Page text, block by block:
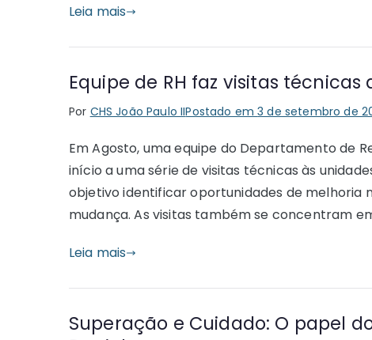
Leia mais
Equipe de RH faz visitas técnicas
Por CHS João Paulo IIPostado em3 de setembro de
Em Agosto, uma equipe do Departamento de
início a uma série de visitas técnicas às
objetivo identificar oportunidades de melhoria
mudança. As visitas também se concentram
Leia mais
Superação e Cuidado: O papel